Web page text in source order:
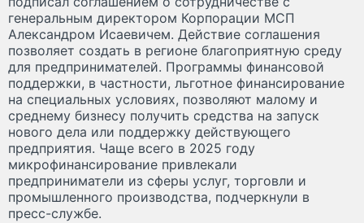
генеральным директором Корпорации МСП
Александром Исаевичем. Действие соглашения
позволяет создать в регионе благоприятную среду
для предпринимателей. Программы финансовой
поддержки, в частности, льготное финансирование
на специальных условиях, позволяют малому и
среднему бизнесу получить средства на запуск
нового дела или поддержку действующего
предприятия. Чаще всего в 2025 году
микрофинансирование привлекали
предприниматели из сферы услуг, торговли и
промышленного производства, подчеркнули в
пресс-службе.